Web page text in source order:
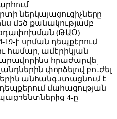
ներկայացուցիչները
մեծ քանակությամբ
(ԹԱՕ)
19-ի սրման դեպքերում
համար, ամերիկյան
հրաժարվել
փորձելով բուժել
անհանգստացնում է
մահացության
4-ը